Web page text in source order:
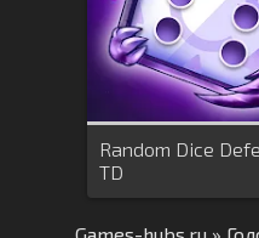
Random Dice
TD